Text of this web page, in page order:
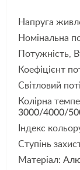
Напруга
Номінальна
Потужність,
Коефіцієнт
Світловий
Колірна
3000/4000/
Індекс
Ступінь
Матеріал: